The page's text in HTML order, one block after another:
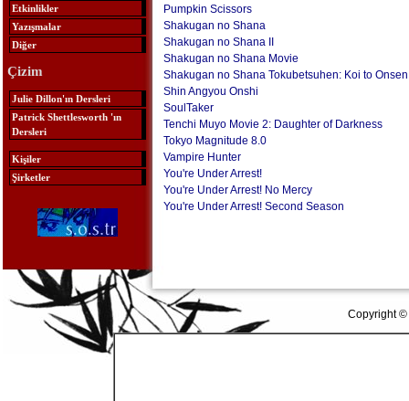
Etkinlikler
Yazışmalar
Diğer
Çizim
Julie Dillon'ın Dersleri
Patrick Shettlesworth 'ın
Dersleri
Kişiler
Şirketler
Pumpkin Scissors
Shakugan no Shana
Shakugan no Shana II
Shakugan no Shana Movie
Shakugan no Shana Tokubetsuhen: Koi to
Shin Angyou Onshi
SoulTaker
Tenchi Muyo Movie 2: Daughter of Darkness
Tokyo Magnitude 8.0
Vampire Hunter
You're Under Arrest!
You're Under Arrest! No Mercy
You're Under Arrest! Second Season
Copyright ©